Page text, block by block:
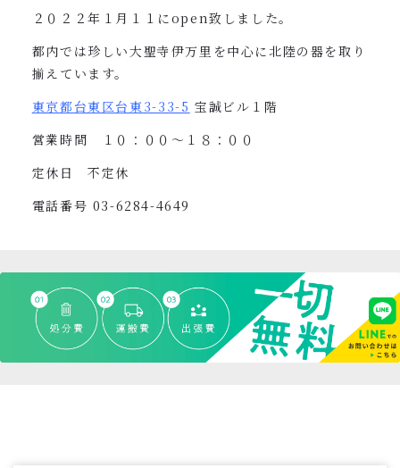
２０２２年１月１１にopen致しました。
都内では珍しい大聖寺伊万里を中心に北陸の器を取り
揃えています。
東京都台東区台東3-33-5 宝誠ビル１階
営業時間 １０：００〜１８：００
定休日 不定休
電話番号 03-6284-4649